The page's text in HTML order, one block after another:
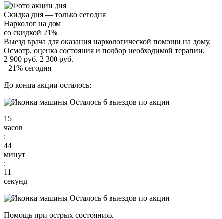
Скидка дня — только сегодня
Нарколог на дом
со скидкой 21%
Выезд врача для оказания наркологической помощи на дому.
Осмотр, оценка состояния и подбор необходимой терапии.
2 900 руб. 2 300 руб.
−21% сегодня
До конца акции осталось:
Осталось 6 выездов по акции
15
часов
:
44
минут
:
10
секунд
Осталось 6 выездов по акции
Помощь при острых состояниях